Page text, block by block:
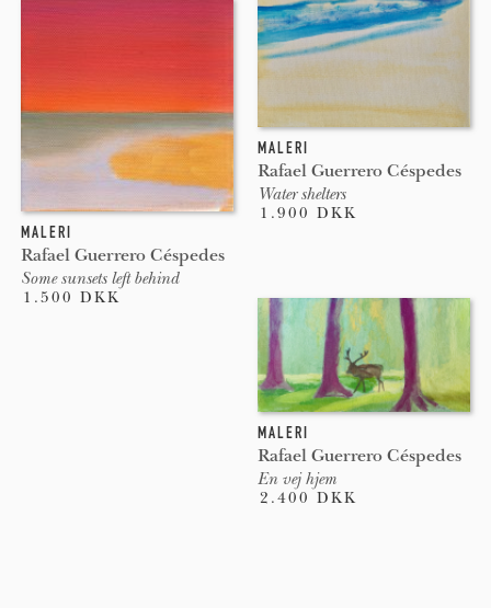
MALERI
Rafael Guerrero Céspedes
Water shelters
1.900 DKK
MALERI
Rafael Guerrero Céspedes
Some sunsets left behind
1.500 DKK
MALERI
Rafael Guerrero Céspedes
En vej hjem
2.400 DKK